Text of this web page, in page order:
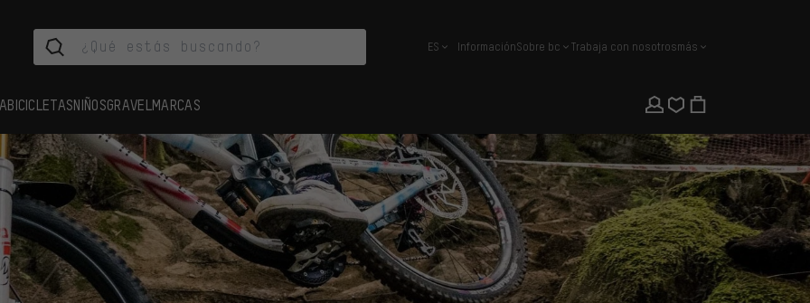
español
ES InformaciónSobre bc Trabaja con nosotrosmás
BICICLETASNIÑOSGRAVEL MARCAS